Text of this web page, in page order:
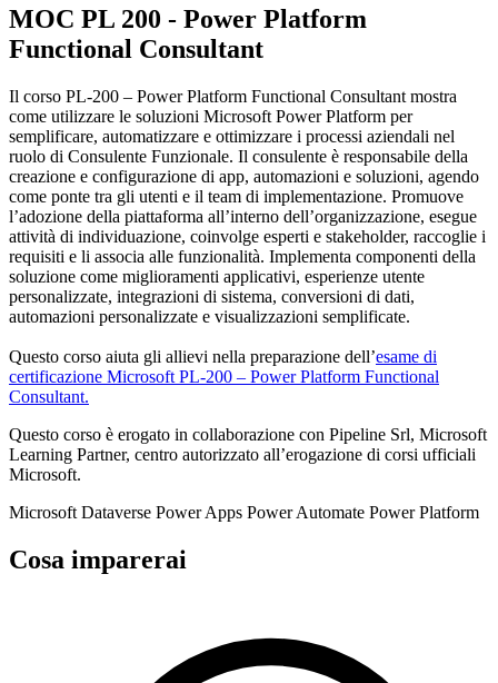
MOC PL 200 - Power Platform
Functional Consultant
Il corso PL-200 – Power Platform Functional Consultant mostra
come utilizzare le soluzioni Microsoft Power Platform per
semplificare, automatizzare e ottimizzare i processi aziendali nel
ruolo di Consulente Funzionale. Il consulente è responsabile della
creazione e configurazione di app, automazioni e soluzioni, agendo
come ponte tra gli utenti e il team di implementazione. Promuove
l’adozione della piattaforma all’interno dell’organizzazione, esegue
attività di individuazione, coinvolge esperti e stakeholder, raccoglie i
requisiti e li associa alle funzionalità. Implementa componenti della
soluzione come miglioramenti applicativi, esperienze utente
personalizzate, integrazioni di sistema, conversioni di dati,
automazioni personalizzate e visualizzazioni semplificate.
Questo corso aiuta gli allievi nella preparazione dell’esame di
certificazione Microsoft PL-200 – Power Platform Functional
Consultant.
Questo corso è erogato in collaborazione con Pipeline Srl, Microsoft
Learning Partner, centro autorizzato all’erogazione di corsi ufficiali
Microsoft.
Microsoft Dataverse Power Apps Power Automate Power Platform
Cosa imparerai